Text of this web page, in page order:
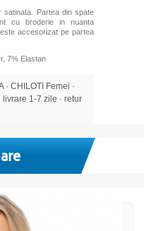
satinata. Partea din spate
cu broderie in nuanta
accesorizat pe partea
7% Elastan
· CHILOTI Femei ·
livrare 1-7 zile · retur